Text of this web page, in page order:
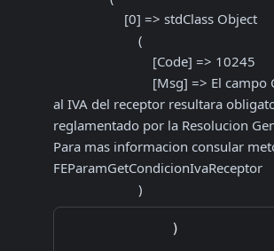
al IVA del receptor resultara
reglamentado por la Resolucion
Para mas informacion consular
FEParamGetCondicionIvaReceptor
                        )
            )